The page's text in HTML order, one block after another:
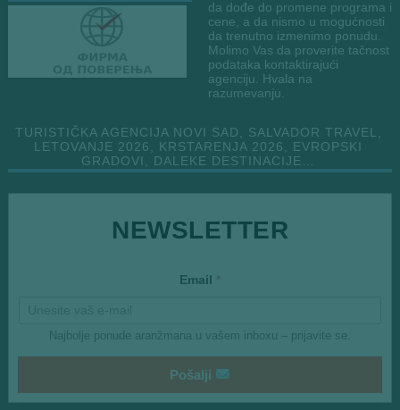
da dođe do promene programa i
cene, a da nismo u mogućnosti
da trenutno izmenimo ponudu.
Molimo Vas da proverite tačnost
podataka kontaktirajući
agenciju. Hvala na
razumevanju.
TURISTIČKA AGENCIJA NOVI SAD, SALVADOR TRAVEL,
LETOVANJE 2026, KRSTARENJA 2026, EVROPSKI
GRADOVI, DALEKE DESTINACIJE…
NEWSLETTER
Email *
Najbolje ponude aranžmana u vašem inboxu – prijavite se.
Pošalji